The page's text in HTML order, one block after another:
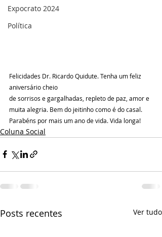
Expocrato 2024
Política
Felicidades Dr. Ricardo Quidute. Tenha um feliz
aniversário cheio
de sorrisos e gargalhadas, repleto de paz, amor e
muita alegria. Bem do jeitinho como é do casal.
Parabéns por mais um ano de vida. Vida longa!
Coluna Social
Posts recentes Ver tudo